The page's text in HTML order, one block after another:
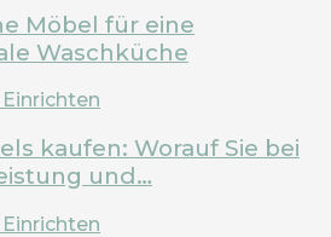
Möbel für eine
Waschküche
kaufen: Worauf Sie bei
und…